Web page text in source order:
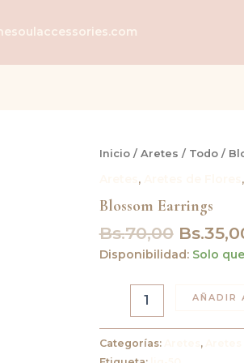
Inicio/ Aretes / Todo/
, ,
Blossom Earrings
Bs.70,00
El
original
era:
Bs.
Disponibilidad: Solo
Blossom
cantidad
AÑADIR
Categorías: ,